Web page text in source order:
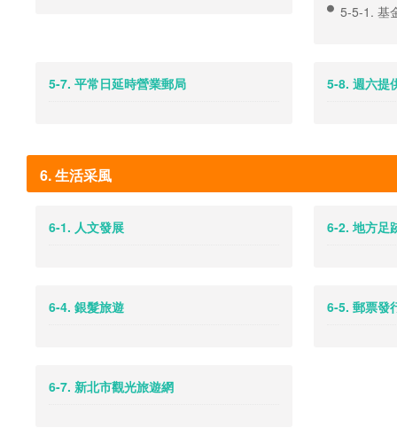
5-5-1. 基
5-7. 平常日延時營業郵局 5-8. 週六提
6. 生活采風
6-1. 人文發展 6-2. 地方足
6-4. 銀髮旅遊 6-5. 郵票發
6-7. 新北市觀光旅遊網